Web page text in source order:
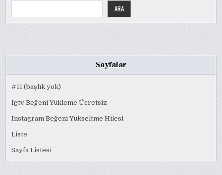
ARA
Sayfalar
#11 (başlık yok)
Igtv Beğeni Yükleme Ücretsiz
Instagram Beğeni Yükseltme Hilesi
Liste
Sayfa Listesi